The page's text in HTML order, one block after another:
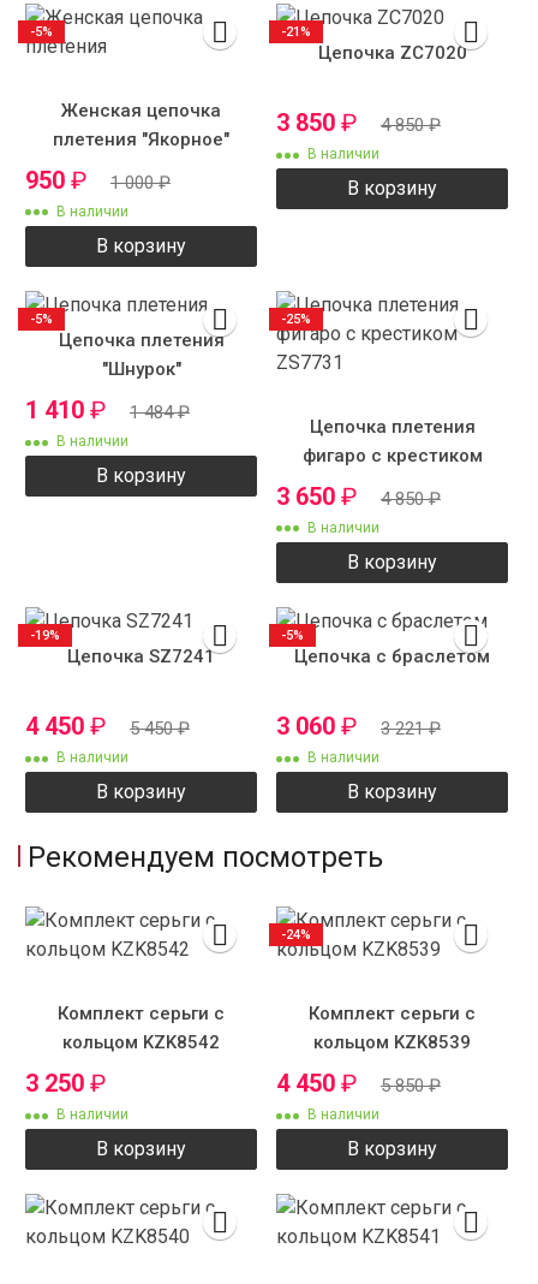
Женская цепочка
плетения "Якорное"
950 ₽ 1 000₽
В наличии
В корзину
-5%
Цепочка ZC7020
3 850 ₽ 4 850₽
В наличии
В корзину
-21%
Цепочка плетения
"Шнурок"
1 410 ₽ 1 484₽
В наличии
В корзину
-5%
Цепочка плетения
фигаро с крестиком
3 650 ₽ 4 850₽
В наличии
В корзину
-25%
Цепочка SZ7241
4 450 ₽ 5 450₽
В наличии
В корзину
-19%
Цепочка с браслетом
3 060 ₽ 3 221₽
В наличии
В корзину
-5%
Рекомендуем посмотреть
Комплект серьги с
кольцом KZK8542
3 250 ₽
В наличии
В корзину
Комплект серьги с
кольцом KZK8539
4 450 ₽ 5 850₽
В наличии
В корзину
-24%